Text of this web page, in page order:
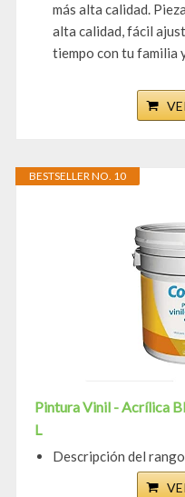
más alta calidad.
alta calidad, fácil
tiempo con tu familia
BESTSELLER NO. 10
Pintura Vinil - Acrílica
L
Descripción del